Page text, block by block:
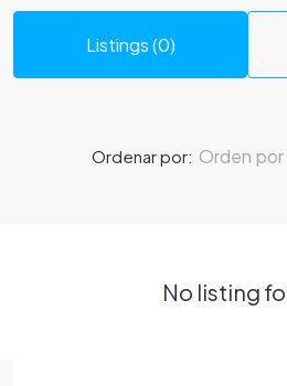
Listings (0)
Ordenar por: Orden
No listing